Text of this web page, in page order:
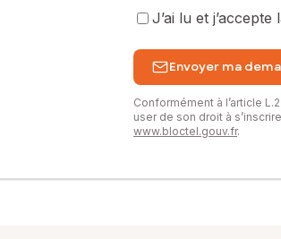
J’ai lu et j’accepte
Envoyer ma
Conformément à l’article
user de son droit à
www.bloctel.gouv.fr.